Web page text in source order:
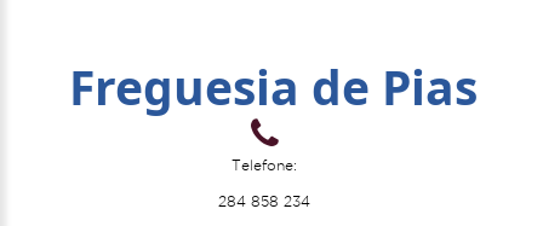
Freguesia de Pias
Telefone:
284 858 234